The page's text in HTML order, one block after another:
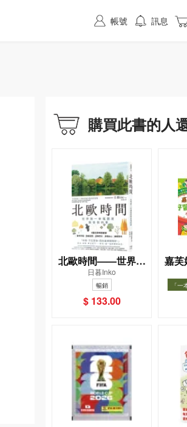
購買此書的人
北歐時間——世界第
一幸福國度教會我的
事
日暮Inko
暢銷
$ 133.00
嘉芙
「
帳號 訊息